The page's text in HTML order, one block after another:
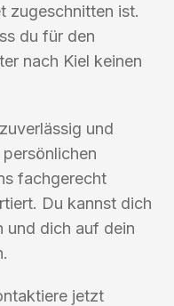
zugeschnitten ist.
du für den
nach Kiel keinen
und
fachgerecht
Du kannst dich
und dich auf dein
jetzt